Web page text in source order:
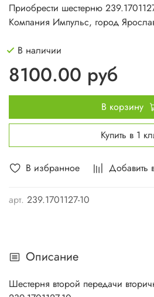
В избранное Добавить
арт. 239.1701127-10
Приобрести шестерню
Компания Импульс, город
В наличии
8100.00 руб
В корзину
Купить в 1
Описание
Шестерня второй передачи